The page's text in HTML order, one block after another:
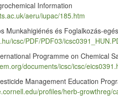
Information
aeru/iupac/185.htm
és Foglalkozás-
icsc/PDF/PDF03/
Programme on Chemical
documents/icsc/icsc/
Management Education
profiles/herb-growthreg/